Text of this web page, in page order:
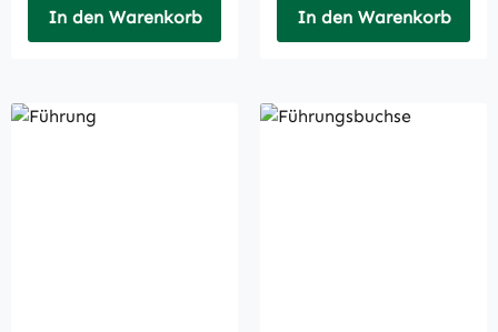
In den Warenkorb In den Warenkorb